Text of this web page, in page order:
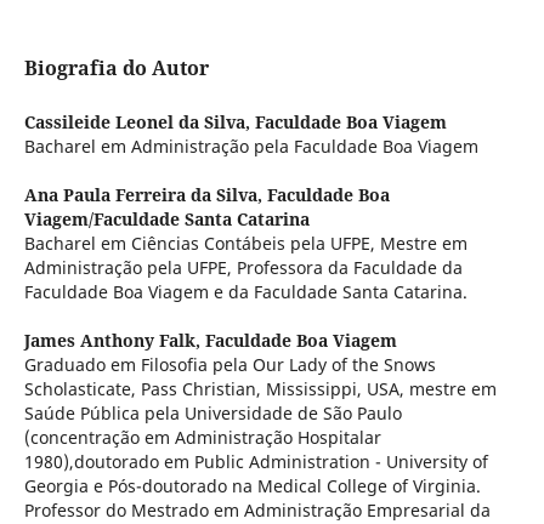
Biografia do Autor
Cassileide Leonel da Silva, Faculdade Boa Viagem
Bacharel em Administração pela Faculdade Boa Viagem
Ana Paula Ferreira da Silva, Faculdade Boa
Viagem/Faculdade Santa Catarina
Bacharel em Ciências Contábeis pela UFPE, Mestre em
Administração pela UFPE, Professora da Faculdade da
Faculdade Boa Viagem e da Faculdade Santa Catarina.
James Anthony Falk, Faculdade Boa Viagem
Graduado em Filosofia pela Our Lady of the Snows
Scholasticate, Pass Christian, Mississippi, USA, mestre em
Saúde Pública pela Universidade de São Paulo
(concentração em Administração Hospitalar
1980),doutorado em Public Administration - University of
Georgia e Pós-doutorado na Medical College of Virginia.
Professor do Mestrado em Administração Empresarial da